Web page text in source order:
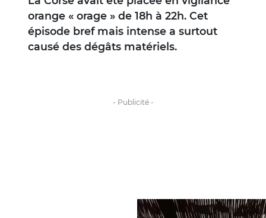
orange « orage » de 18h à 22h. Cet
épisode bref mais intense a surtout
causé des dégâts matériels.